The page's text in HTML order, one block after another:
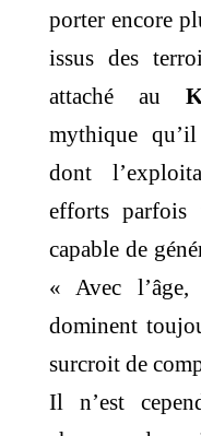
porter encore
issus des
attaché au
mythique
dont
efforts parfois
capable de
« Avec
dominent
surcroit de
Il n’est